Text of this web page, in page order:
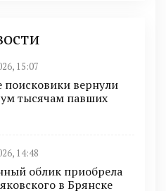
15:07
поисковики вернули
тысячам павших
14:48
облик приобрела
в Брянске